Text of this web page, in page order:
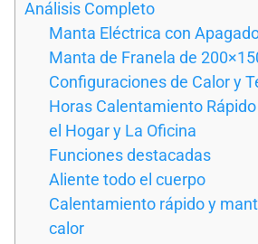
Análisis Completo
Manta Eléctrica con
Manta de Franela de
Configuraciones de Calor y
Horas Calentamiento
el Hogar y La Oficina
Funciones destacadas
Aliente todo el cuerpo
Calentamiento rápido y
calor